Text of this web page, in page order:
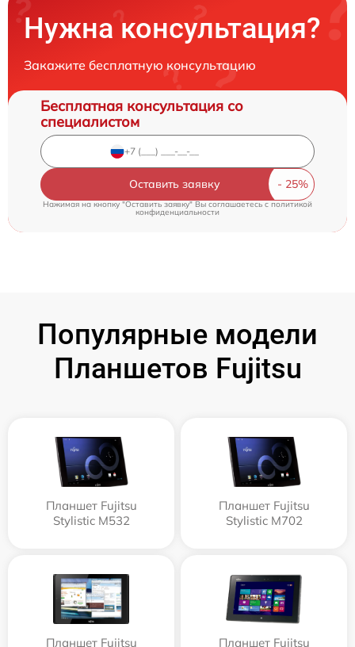
Нужна консультация?
Закажите бесплатную консультацию
Бесплатная консультация со
специалистом
Оставить заявку
Нажимая на кнопку "Оставить заявку" Вы соглашаетесь cполитикой
конфиденциальности
Популярные модели
Планшетов Fujitsu
Планшет Fujitsu
Stylistic M532
Планшет Fujitsu
Stylistic M702
Планшет Fujitsu
Планшет Fujitsu